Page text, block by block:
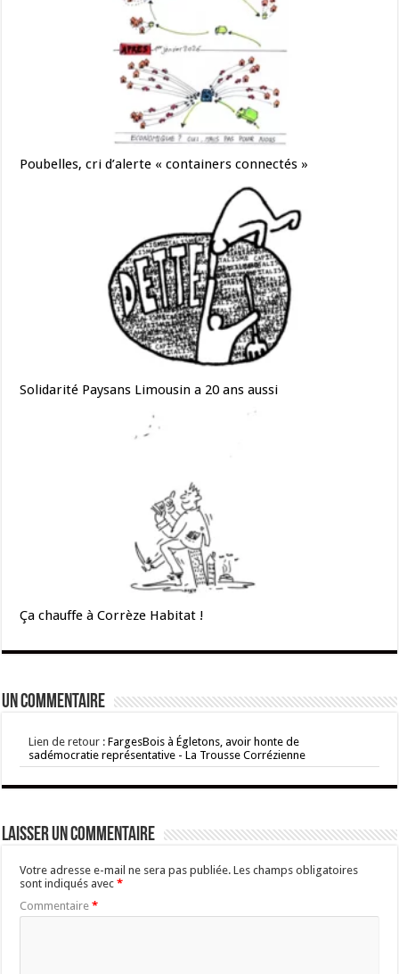
Poubelles, cri d’alerte « containers connectés »
Solidarité Paysans Limousin a 20 ans aussi
Ça chauffe à Corrèze Habitat !
Un commentaire
Lien de retour :FargesBois à Égletons, avoir honte de
sadémocratie représentative - La Trousse Corrézienne
Laisser un commentaire
Votre adresse e-mail ne sera pas publiée. Les champs obligatoires
sont indiqués avec*
Commentaire*